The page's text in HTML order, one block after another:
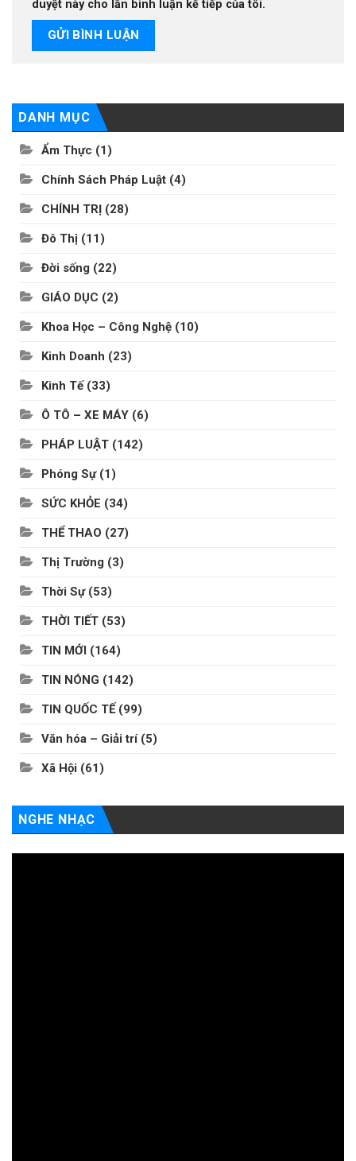
duyệt này cho lần bình luận kế tiếp của tôi.
DANH MỤC
Ẩm Thực (1)
Chính Sách Pháp Luật (4)
CHÍNH TRỊ (28)
Đô Thị (11)
Đời sống (22)
GIÁO DỤC (2)
Khoa Học – Công Nghệ (10)
Kinh Doanh (23)
Kinh Tế(33)
Ô TÔ – XE MÁY (6)
PHÁP LUẬT (142)
Phóng Sự(1)
SỨC KHỎE (34)
THỂ THAO (27)
Thị Trường (3)
Thời Sự(53)
THỜI TIẾT (53)
TIN MỚI (164)
TIN NÓNG (142)
TIN QUỐC TẾ (99)
Văn hóa – Giải trí(5)
Xã Hội (61)
NGHE NHẠC